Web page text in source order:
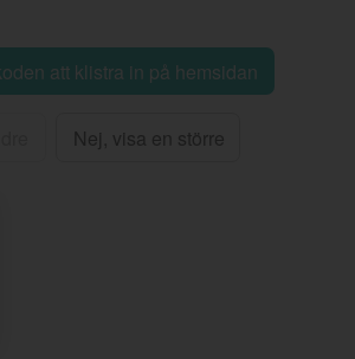
att klistra in på hemsidan
Nej, visa en större